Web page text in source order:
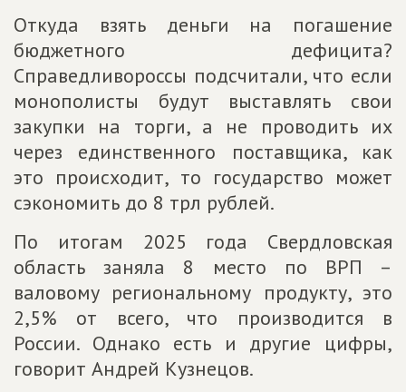
Откуда взять деньги на погашение
бюджетного дефицита?
Справедливороссы подсчитали, что если
монополисты будут выставлять свои
закупки на торги, а не проводить их
через единственного поставщика, как
это происходит, то государство может
сэкономить до 8 трл рублей.
По итогам 2025 года Свердловская
область заняла 8 место по ВРП –
валовому региональному продукту, это
2,5% от всего, что производится в
России. Однако есть и другие цифры,
говорит Андрей Кузнецов.